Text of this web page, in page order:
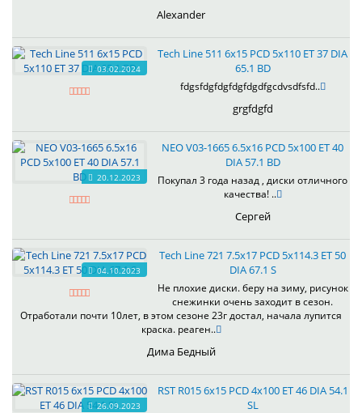
Alexander
03.02.2024
Tech Line 511 6x15 PCD 5x110 ET 37 DIA
65.1 BD
fdgsfdgfdgfdgfdgdfgcdvsdfsfd..
grgfdgfd
20.12.2023
NEO V03-1665 6.5x16 PCD 5x100 ET 40
DIA 57.1 BD
Покупал 3 года назад , диски отличного
качества! ..
Сергей
04.10.2023
Tech Line 721 7.5x17 PCD 5x114.3 ET 50
DIA 67.1 S
Не плохие диски. беру на зиму, рисунок
снежинки очень заходит в сезон.
Отработали почти 10лет, в этом сезоне 23г достал, начала лупится
краска. реаген..
Дима Бедный
26.09.2023
RST R015 6x15 PCD 4x100 ET 46 DIA 54.1
SL